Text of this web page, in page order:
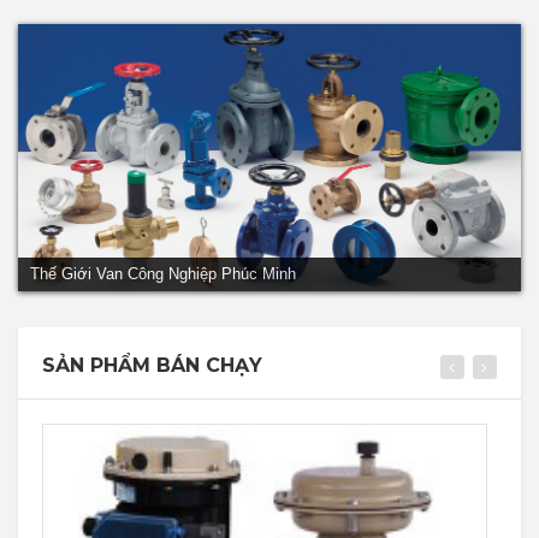
Thế Giới Van Công Nghiệp Phúc Minh
SẢN PHẨM BÁN CHẠY